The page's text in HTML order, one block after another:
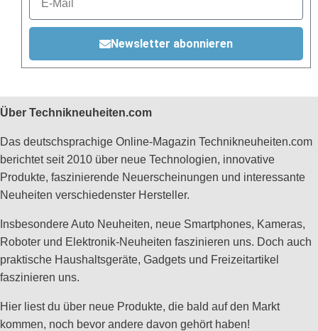
Newsletter abonnieren
Über Technikneuheiten.com
Das deutschsprachige Online-Magazin Technikneuheiten.com
berichtet seit 2010 über neue Technologien, innovative
Produkte, faszinierende Neuerscheinungen und interessante
Neuheiten verschiedenster Hersteller.
Insbesondere Auto Neuheiten, neue Smartphones, Kameras,
Roboter und Elektronik-Neuheiten faszinieren uns. Doch auch
praktische Haushaltsgeräte, Gadgets und Freizeitartikel
faszinieren uns.
Hier liest du über neue Produkte, die bald auf den Markt
kommen, noch bevor andere davon gehört haben!